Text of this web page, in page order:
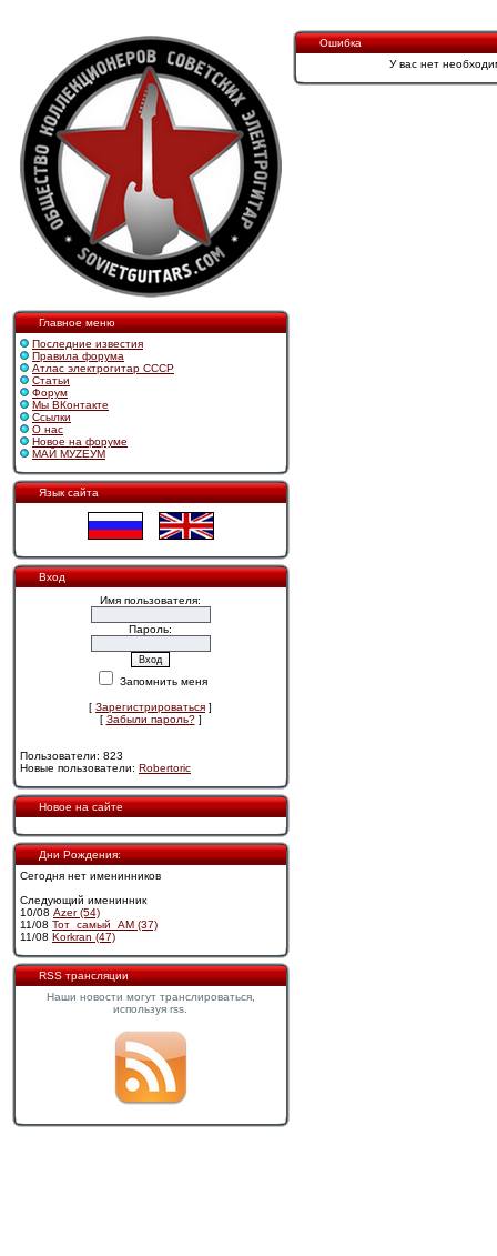
Главное меню
Последние известия
Правила форума
Атлас электрогитар СССР
Статьи
Форум
Мы ВКонтакте
Ссылки
О нас
Новое на форуме
МАЙ МУZЕУМ
Язык сайта
Вход
Имя пользователя:
Пароль:
Запомнить меня
[ Зарегистрироваться ]
[ Забыли пароль?]
Пользователи: 823
Новые пользователи: Robertoric
Новое на сайте
Дни Рождения:
Сегодня нет именинников
Следующий именинник
10/08 Azer (54)
11/08 Тот_самый_АМ (37)
11/08 Korkran (47)
RSS трансляции
Наши новости могут транслироваться,
используя rss.
Ошибка
У вас нет